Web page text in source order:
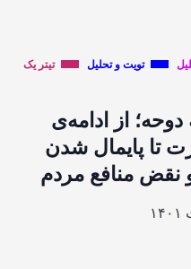
تویت و تحلیل تیتر یک
از ادامه‌ی
تا پایمال شدن
نقض منافع مردم